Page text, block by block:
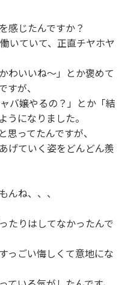
感じたんですか？
いていて、正直チヤホヤ
わいいね〜」とか褒めて
が、
バ嬢やるの？」とか「結
うになりました。
ってたんですが、
げていく姿をどんどん羨
んね、、、
たりはしてなかったんで
っごい悔しくて意地にな